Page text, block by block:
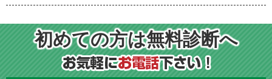
初めての方は無料診断へ